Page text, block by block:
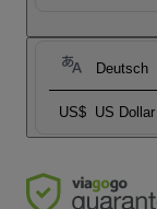
Deutsch
US$ US Dollar